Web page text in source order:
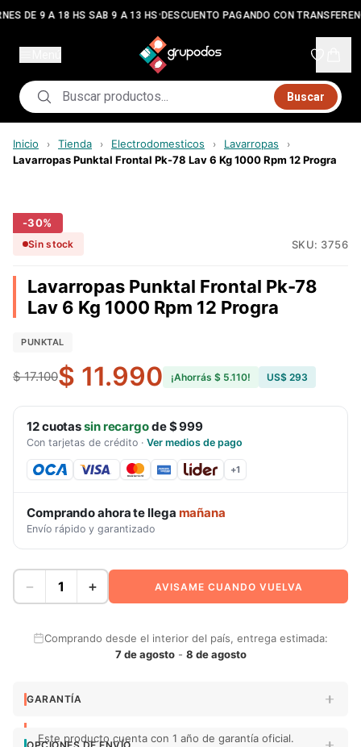
DE 9 A 18 HS SAB 9 A 13 HS•DESCUENTO PAGANDO CON
Buscar
Inicio › Tienda › Electrodomesticos › Lavarropas ›
Lavarropas Punktal Frontal Pk-78 Lav 6 Kg 1000 Rpm 12 Progra
-30%
Sin stock SKU: 3756
Lavarropas Punktal Frontal Pk-78
Lav 6 Kg 1000 Rpm 12 Progra
PUNKTAL
$ 17.100$ 11.990 ¡Ahorrás $ 5.110! US$ 293
12cuotassin recargode$ 999
Con tarjetas de crédito · Ver medios de pago
+1
Comprando ahora te llega mañana
Envío rápido y garantizado
− + AVISAME CUANDO VUELVA
Comprando desde el interior del país, entrega estimada:
7 de agosto- 8 de agosto
GARANTÍA
Este producto cuenta con 1 año de garantía oficial.